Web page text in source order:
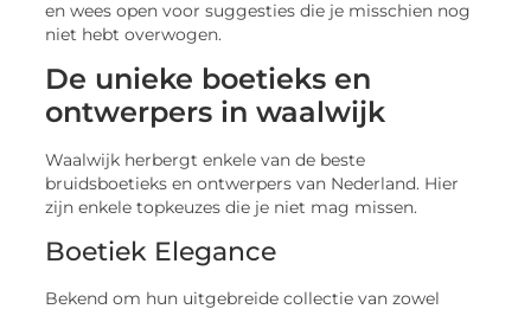
en wees open voor suggesties die je misschien nog
niet hebt overwogen.
De unieke boetieks en
ontwerpers in waalwijk
Waalwijk herbergt enkele van de beste
bruidsboetieks en ontwerpers van Nederland. Hier
zijn enkele topkeuzes die je niet mag missen.
Boetiek Elegance
Bekend om hun uitgebreide collectie van zowel